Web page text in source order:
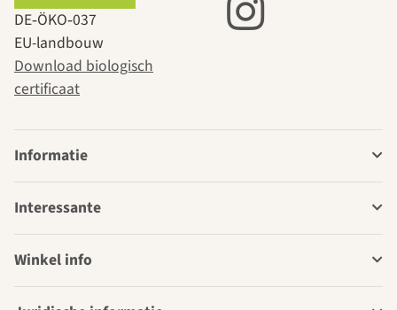
DE‑ÖKO‑037
EU-landbouw
Download biologisch
certificaat
Informatie
Interessante
Winkel info